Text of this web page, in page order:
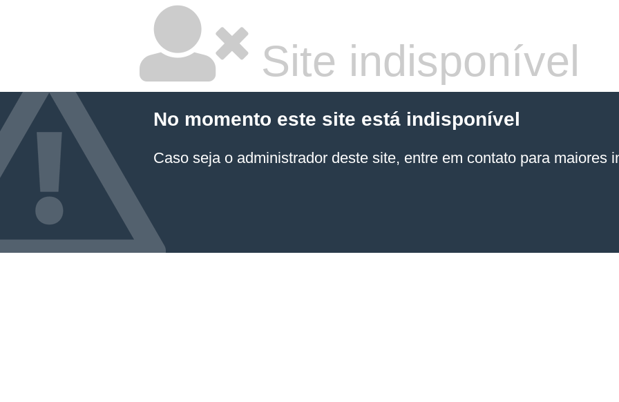
Site indisponível
No momento este site está indisponível
Caso seja o administrador deste site, entre em contato para maiores